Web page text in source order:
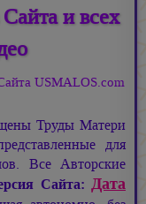
и всех
USMALOS.com
Труды Матери
для
Все Авторские
Сайта:Дата